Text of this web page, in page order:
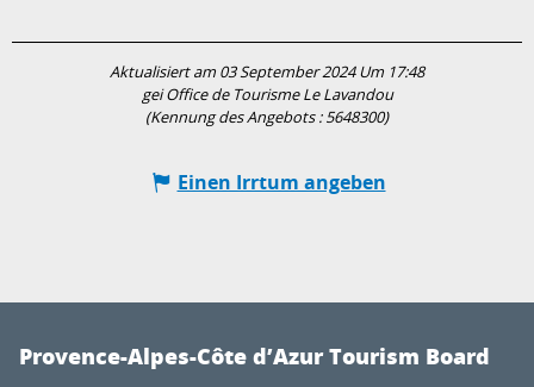
Aktualisiert am 03 September 2024 Um 17:48
gei Office de Tourisme Le Lavandou
(Kennung des Angebots :5648300)
Einen Irrtum angeben
Provence-Alpes-Côte d’Azur Tourism Board